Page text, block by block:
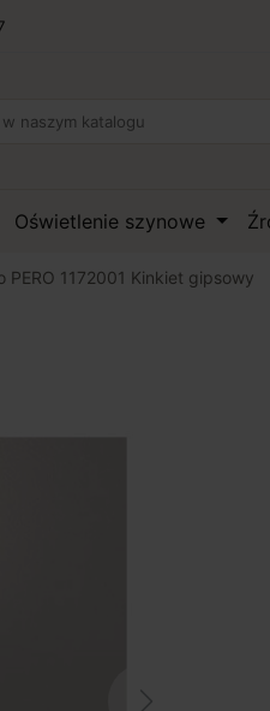
Oświetlenie szynowe
PERO 1172001 Kinkiet gipsowy